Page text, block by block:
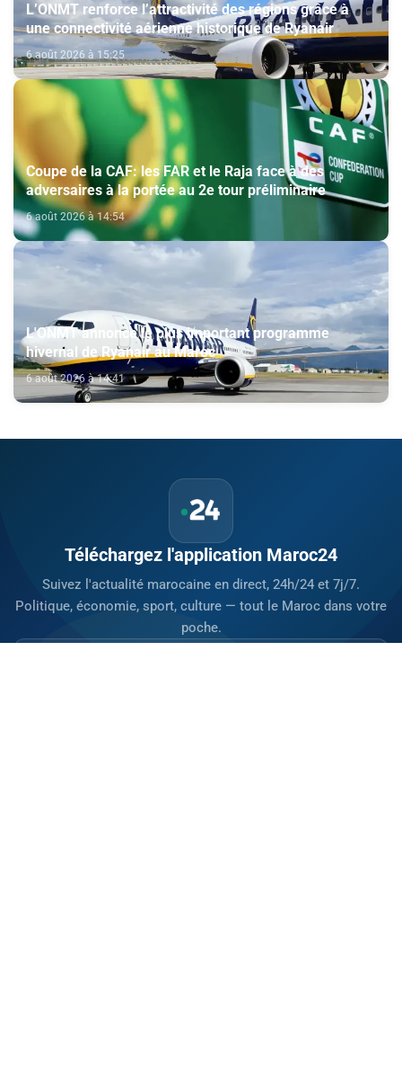
L’ONMT renforce l’attractivité des régions grâce à
une connectivité aérienne historique de Ryanair
6 août 2026 à 15:25
Coupe de la CAF: les FAR et le Raja face à des
adversaires à la portée au 2e tour préliminaire
6 août 2026 à 14:54
L'ONMT annonce le plus important programme
hivernal de Ryanair au Maroc
6 août 2026 à 14:41
Téléchargez l'application Maroc24
Suivez l'actualité marocaine en direct, 24h/24 et 7j/7.
Politique, économie, sport, culture — tout le Maroc dans votre
poche.